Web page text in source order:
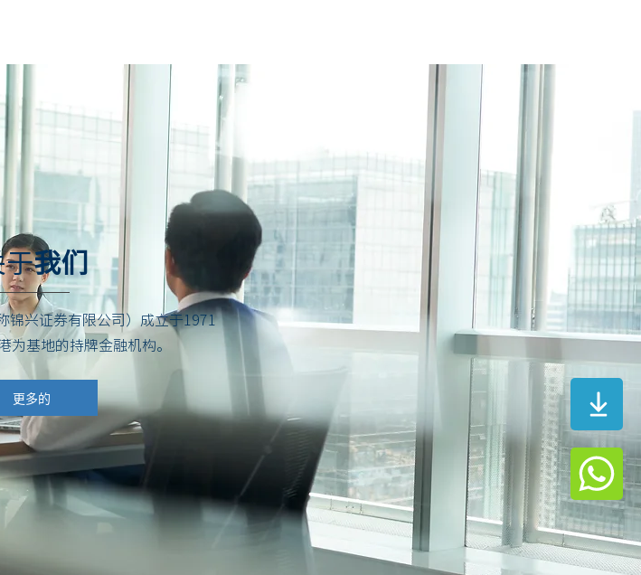
于我们
锦兴证券有限公司）成立于1971
为基地的持牌金融机构。
更多的